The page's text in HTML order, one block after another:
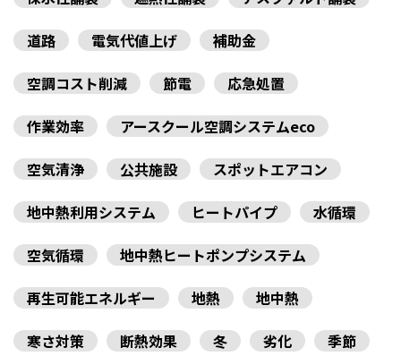
道路
電気代値上げ
補助金
空調コスト削減
節電
応急処置
作業効率
アースクール空調システムeco
空気清浄
公共施設
スポットエアコン
地中熱利用システム
ヒートパイプ
水循環
空気循環
地中熱ヒートポンプシステム
再生可能エネルギー
地熱
地中熱
寒さ対策
断熱効果 冬 劣化
季節